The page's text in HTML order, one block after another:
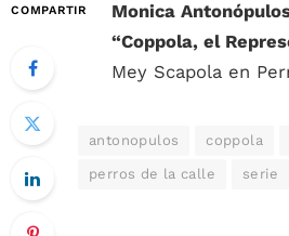
COMPARTIR Monica
“Coppola, el
Mey Scapola en
antonopulos coppola
perros de la calle serie